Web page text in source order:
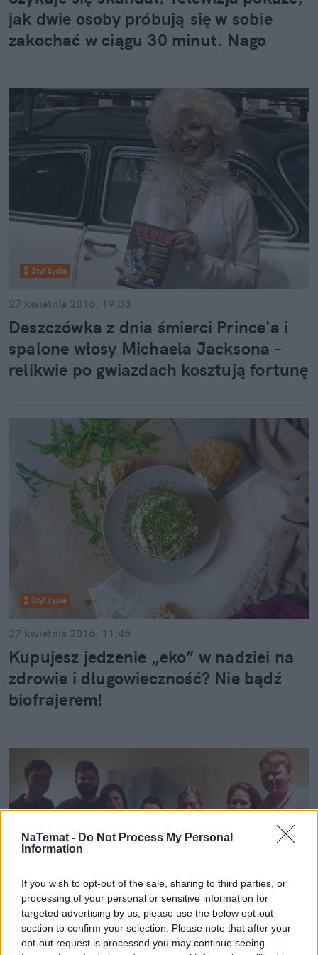
NaTemat - Do Not Process My Personal
Information
If you wish to opt-out of the sale, sharing to third parties, or
processing of your personal or sensitive information for
targeted advertising by us, please use the below opt-out
section to confirm your selection. Please note that after your
opt-out request is processed you may continue seeing
społeczeństwie, co wprost przekłada się na nowe
formy pracy, odpoczynku i budowania relacji.
jak dwie osoby próbują się w sobie
zakochać w ciągu 30 minut. Nago
Styl życia
27 kwietnia 2016, 19:03
Deszczówka z dnia śmierci Prince'a i
spalone włosy Michaela Jacksona –
relikwie po gwiazdach kosztują fortunę
Styl życia
27 kwietnia 2016, 11:45
Kupujesz jedzenie „eko” w nadziei na
zdrowie i długowieczność? Nie bądź
biofrajerem!
Styl życia